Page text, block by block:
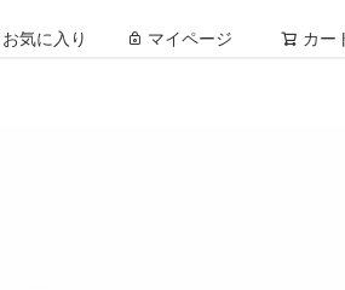
お気に入り マイページ カー